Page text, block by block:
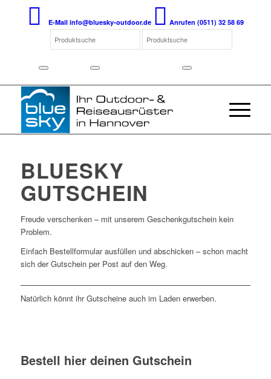
E-Mail info@bluesky-outdoor.de Anrufen (0511) 32 58 69
BLUESKY
GUTSCHEIN
Freude verschenken – mit unserem Geschenkgutschein kein
Problem.
Einfach Bestellformular ausfüllen und abschicken – schon macht
sich der Gutschein per Post auf den Weg.
Natürlich könnt ihr Gutscheine auch im Laden erwerben.
Bestell hier deinen Gutschein